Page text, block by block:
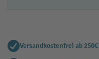
Versandkostenfrei ab 250€